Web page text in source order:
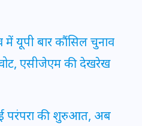
यूपी बार कौंसिल चुनाव
एसीजेएम की देखरेख
परंपरा की शुरुआत, अब